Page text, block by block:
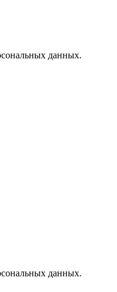
данных.
данных.